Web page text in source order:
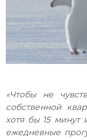
«Чтобы не
собственной
хотя бы 15 минут
ежедневные